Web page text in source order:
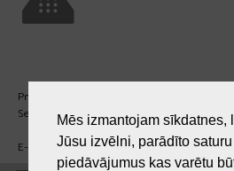
Pm. - Pkt. 09:00 - 18:00
Sest. un Sv. - brīvs.
E-pasts:info@laiksjewellery.lv
Mēs izmantojam sīkdatnes,
Jūsu izvēlni, parādīto saturu
piedāvājumus kas varētu